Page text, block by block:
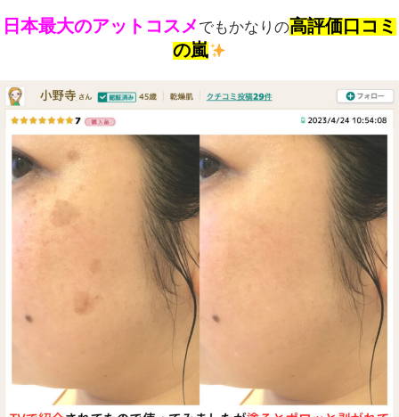
日本最大のアットコスメでもかなりの高評価口コミ
の嵐